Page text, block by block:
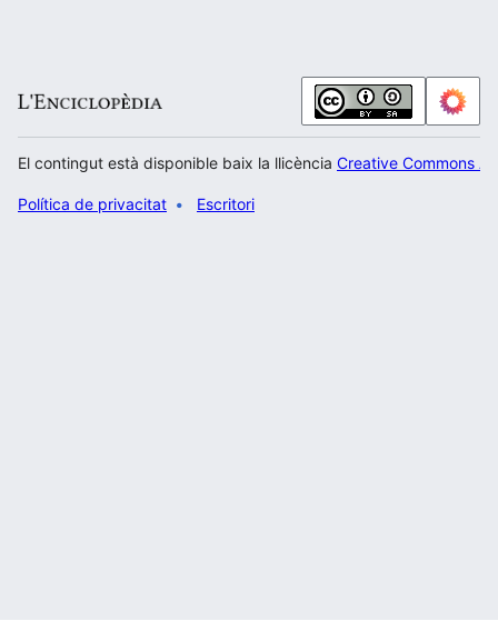
El contingut està disponible baix la llicència Creative Commons
Política de privacitat Escritori